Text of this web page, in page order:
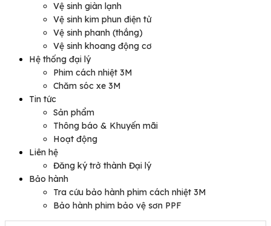
Vệ sinh giàn lạnh
Vệ sinh kim phun điện tử
Vệ sinh phanh (thắng)
Vệ sinh khoang động cơ
Hệ thống đại lý
Phim cách nhiệt 3M
Chăm sóc xe 3M
Tin tức
Sản phẩm
Thông báo & Khuyến mãi
Hoạt động
Liên hệ
Đăng ký trở thành Đại lý
Bảo hành
Tra cứu bảo hành phim cách nhiệt 3M
Bảo hành phim bảo vệ sơn PPF